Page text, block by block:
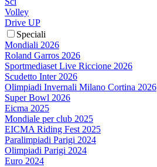
Volley
Drive UP
Speciali
Mondiali 2026
Roland Garros 2026
Sportmediaset Live Riccione 2026
Scudetto Inter 2026
Olimpiadi Invernali Milano Cortina 2026
Super Bowl 2026
Eicma 2025
Mondiale per club 2025
EICMA Riding Fest 2025
Paralimpiadi Parigi 2024
Olimpiadi Parigi 2024
Euro 2024